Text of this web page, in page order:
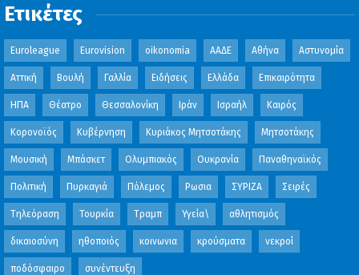
Ετικέτες
Euroleague Eurovision oikonomia ΑΑΔΕ Αθήνα Αστυνομία
Αττική Βουλή Γαλλία Ειδήσεις Ελλάδα Επικαιρότητα
ΗΠΑ Θέατρο Θεσσαλονίκη Ιράν Ισραήλ Καιρός
Κορονοϊός Κυβέρνηση Κυριάκος Μητσοτάκης Μητσοτάκης
Μουσική Μπάσκετ Ολυμπιακός Ουκρανία Παναθηναϊκός
Πολιτική Πυρκαγιά Πόλεμος Ρωσια ΣΥΡΙΖΑ Σειρές
Τηλεόραση Τουρκία Τραμπ Υγεία\ αθλητισμός
δικαιοσύνη ηθοποιός κοινωνια κρούσματα νεκροί
ποδόσφαιρο συνέντευξη